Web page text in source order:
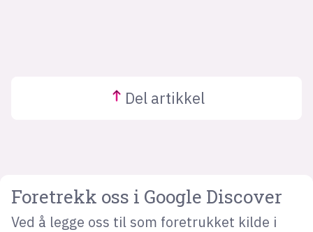
Del artikkel
Foretrekk oss i Google Discover
Ved å legge oss til som foretrukket kilde i